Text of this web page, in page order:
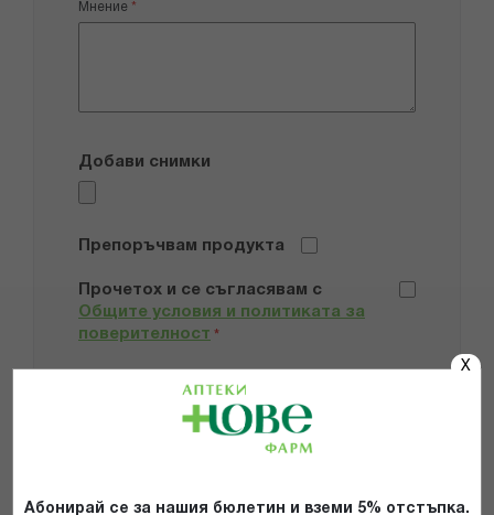
X
Абонирай се за нашия бюлетин и вземи 5% отстъпка.
Мнение
Добави снимки
Препоръчвам продукта
Прочетох и се съгласявам с
Общите условия и политиката за
поверителност *
ИЗПРАТИ